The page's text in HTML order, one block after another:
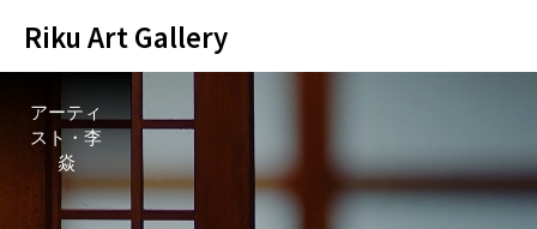
Riku Art Gallery
アーティ
スト・李
焱